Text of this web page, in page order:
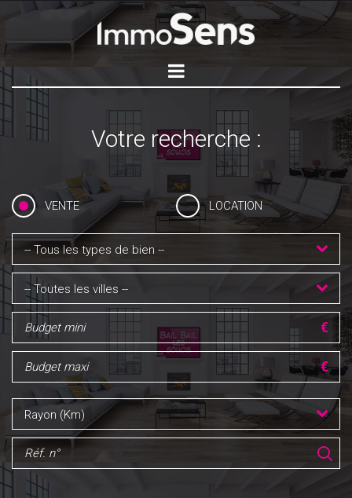
Votre recherche :
VENTE LOCATION
-- Tous les types de bien --
-- Toutes les villes --
Rayon (Km)